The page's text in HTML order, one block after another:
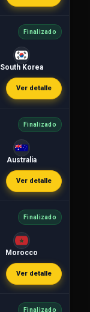
Finalizado
South Korea
Ver detalle
Finalizado
Australia
Ver detalle
Finalizado
Morocco
Ver detalle
Finalizado